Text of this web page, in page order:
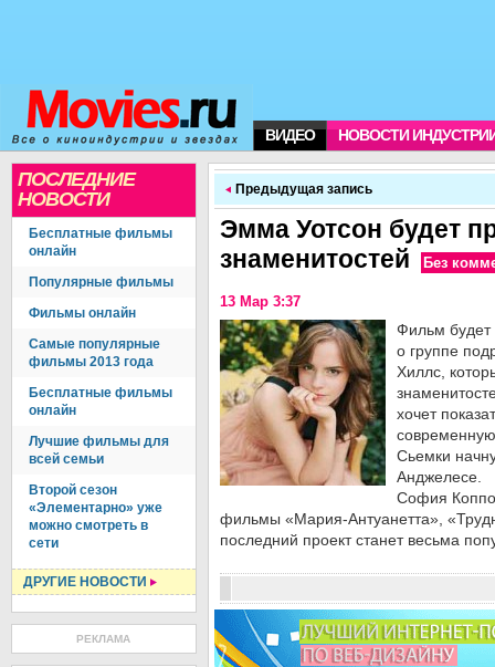
ВИДЕО НОВОСТИ
ПОСЛЕДНИЕ
НОВОСТИ
Бесплатные фильмы
онлайн
Популярные фильмы
Фильмы онлайн
Самые популярные
фильмы 2013 года
Бесплатные фильмы
онлайн
Лучшие фильмы для
всей семьи
Второй сезон
«Элементарно» уже
можно смотреть в
сети
ДРУГИЕ НОВОСТИ
РЕКЛАМА
Предыдущая запись
Эмма Уотсон будет
знаменитостей
Без
13 Мар 3:37
Фильм будет
о группе
Хиллс,
хочет
современную
Сьемки
Анджелесе.
София
фильмы «Мария-Антуанетта»,
последний проект станет весьма